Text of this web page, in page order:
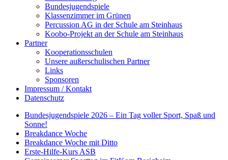
Bundesjugendspiele
Klassenzimmer im Grünen
Percussion AG in der Schule am Steinhaus
Koobo-Projekt an der Schule am Steinhaus
Partner
Kooperationsschulen
Unsere außerschulischen Partner
Links
Sponsoren
Impressum / Kontakt
Datenschutz
Bundesjugendspiele 2026 – Ein Tag voller Sport, Spaß und
Sonne!
Breakdance Woche
Breakdance Woche mit Ditto
Erste-Hilfe-Kurs ASB